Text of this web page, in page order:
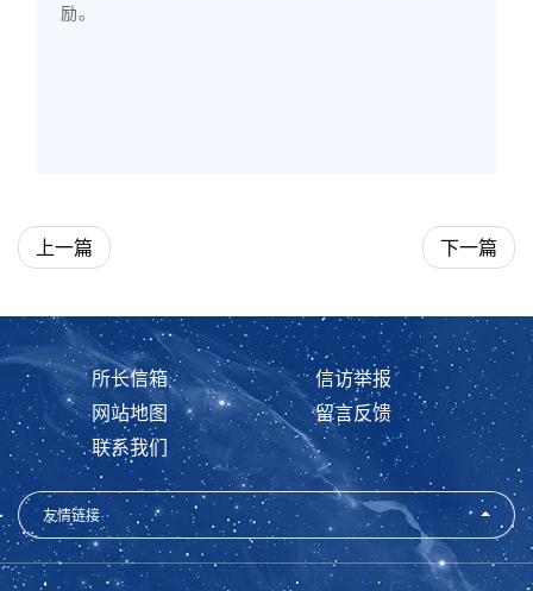
励。
上一篇 下一篇
所长信箱
信访举报
网站地图
留言反馈
联系我们
友情链接